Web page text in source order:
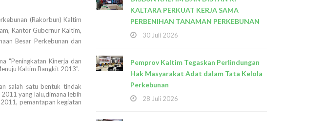
(Rakorbun) Kaltim
Kantor Gubernur Kaltim,
Besar Perkebunan dan
"Peningkatan Kinerja dan
Kaltim Bangkit 2013".
salah satu bentuk tindak
yang lalu,dimana lebih
pemantapan kegiatan
KALTARA PERKUAT KERJA SAMA
PERBENIHAN TANAMAN PERKEBUNAN
30 Juli 2026
Pemprov Kaltim Tegaskan Perlindungan
Hak Masyarakat Adat dalam Tata Kelola
Perkebunan
28 Juli 2026